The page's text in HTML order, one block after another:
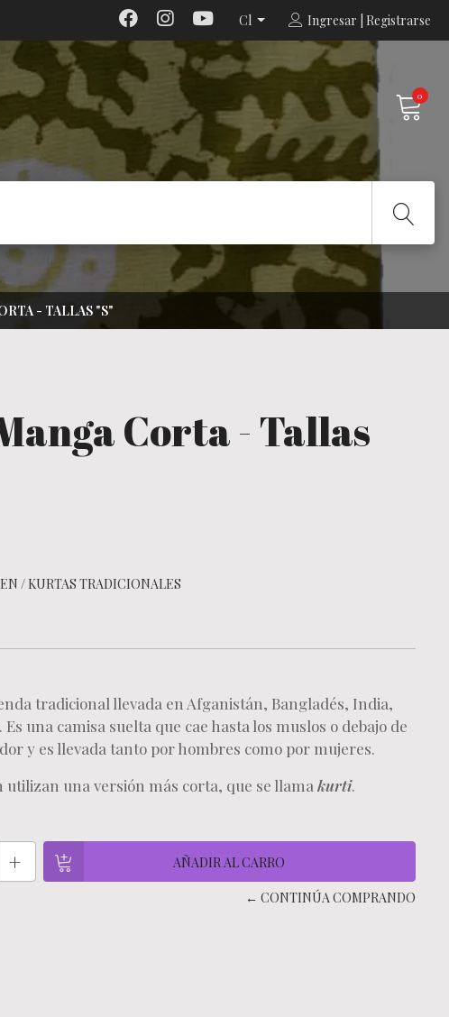
Cl Ingresar | Registrarse
0
- TALLAS "S"
Corta - Tallas
/KURTAS TRADICIONALES
tradicional llevada en Afganistán, Bangladés, India,
una camisa suelta que cae hasta los muslos o debajo de
y es llevada tanto por hombres como por mujeres.
utilizan una versión más corta, que se llama kurti.
+
← CONTINÚA COMPRANDO